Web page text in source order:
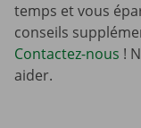
temps et vous
conseils
Contactez-nous !
aider.